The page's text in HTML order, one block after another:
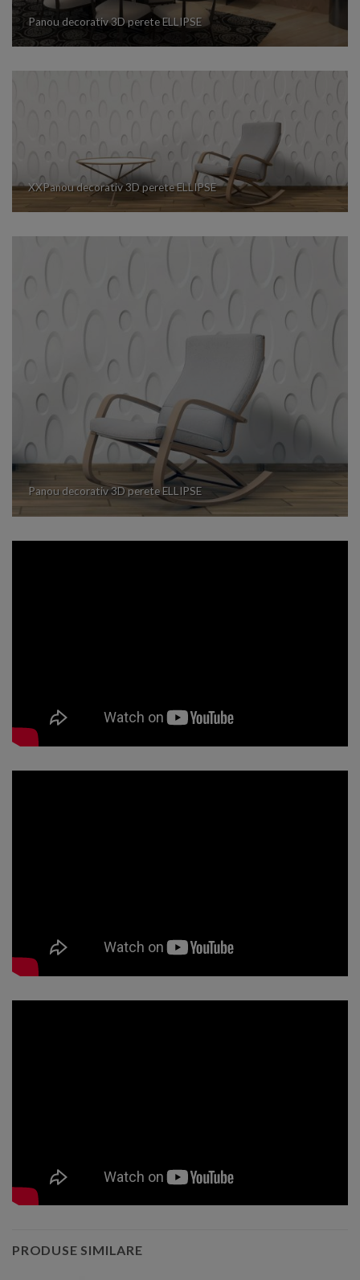
Panou decorativ 3D perete ELLIPSE
XXPanou decorativ 3D perete ELLIPSE
Panou decorativ 3D perete ELLIPSE
PRODUSE SIMILARE